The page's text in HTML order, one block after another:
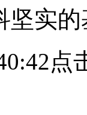
坚实的
点